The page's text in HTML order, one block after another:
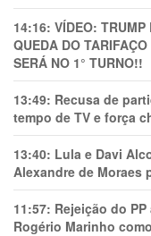
14:16: VÍDEO: TRUMP
QUEDA DO
SERÁ NO 1° TURNO!!
13:49: Recusa de
tempo de TV e força
13:40: Lula e Davi
Alexandre de Moraes
11:57: Rejeição do
Rogério Marinho